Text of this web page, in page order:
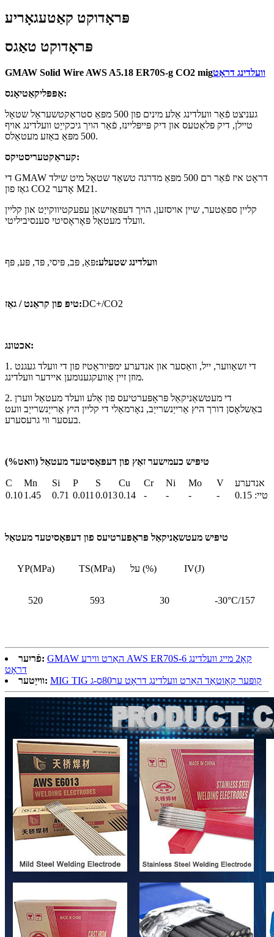
פּראָדוקט קאַטעגאָריע
פּראָדוקט טאַגס
GMAW Solid Wire AWS A5.18 ER70S-g CO2 migוועלדינג דראָט
אַפּפּליקאַטיאָנס:
געניצט פֿאַר וועלדינג אַלע מינים פון 500 מפּאַ סטראַקטשעראַל שטאָל
טיילן, דיק פּלאַטעס און דיק פּייפּליינז, פֿאַר הויך גיכקייַט וועלדינג אויף
500 מפּאַ באַזע מעטאַלס.
קעראַקטעריסטיקס:
די GMAW דראָט איז פֿאַר רם 500 מפּאַ מדרגה טשאַד שטאָל מיט שילד
גאַז פון CO2 אָדער M21.
קליין ספּאַטער, שיין אויסזען, הויך דעפּאַזישאַן עפעקטיווקייַט און קליין
וועלד מעטאַל פּאָראָסיטי סענסיביליטי.
וועלדינג שטעלע:פּאַ, פּב, פּיסי, פּד, פּע, פּף
טיפּ פון קראַנט / גאַז:DC+/CO2
אכטונג:
1. די זשאַווער, ייל, וואַסער און אנדערע ימפּיוראַטיז פון די וועלד געגנט
מוזן זיין אַוועקגענומען איידער וועלדינג.
2. די מעטשאַניקאַל פּראָפּערטיעס פון אַלע וועלד מעטאַל ווערן
באַשלאָסן דורך היץ אַרייַנשרייַב, נאָרמאַלי די קליין היץ אַרייַנשרייַב וועט
בעסער ווי גרעסערע.
טיפּיש כעמישער זאַץ פון דעפּאָסיטעד מעטאַל (וואט%)
C Mn Si P S Cu Cr Ni Mo V
אנדערע
0.101.45 0.71 0.011 0.0130.14 - - - - טיי: 0.15
טיפּיש מעטשאַניקאַל פּראָפּערטיעס פון דעפּאָסיטעד מעטאַל
YP(MPa) TS(MPa) על (%) IV(J)
520 593 30 -30°C/157
פֿריִער: GMAW האַרט ווירע AWS ER70S-6 קאָ2 מייג וועלדינג
דראָט
ווייַטער:
MIG TIG קופּער קאָוטאַד האַרט וועלדינג דראָט ער80ס-ג